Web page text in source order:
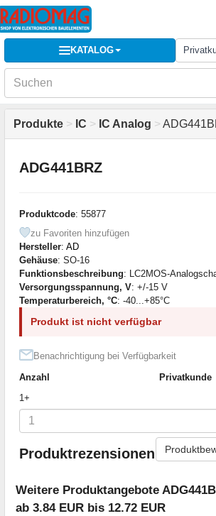
KATALOG
Produkte > IC > IC Analog >
ADG441BRZ
Produktcode: 55877
zu Favoriten hinzufügen
Hersteller: AD
Gehäuse: SO-16
Funktionsbeschreibung: LC2MOS-
Versorgungsspannung, V: +/-15 V
Temperaturbereich, °C: -40...+85°C
Produkt ist nicht verfügbar
Benachrichtigung bei Verfügbarkeit
Anzahl
Privatkunde
1+
Produktrezensionen
Weitere Produktangebote
ab 3.84 EUR bis 12.72 EUR